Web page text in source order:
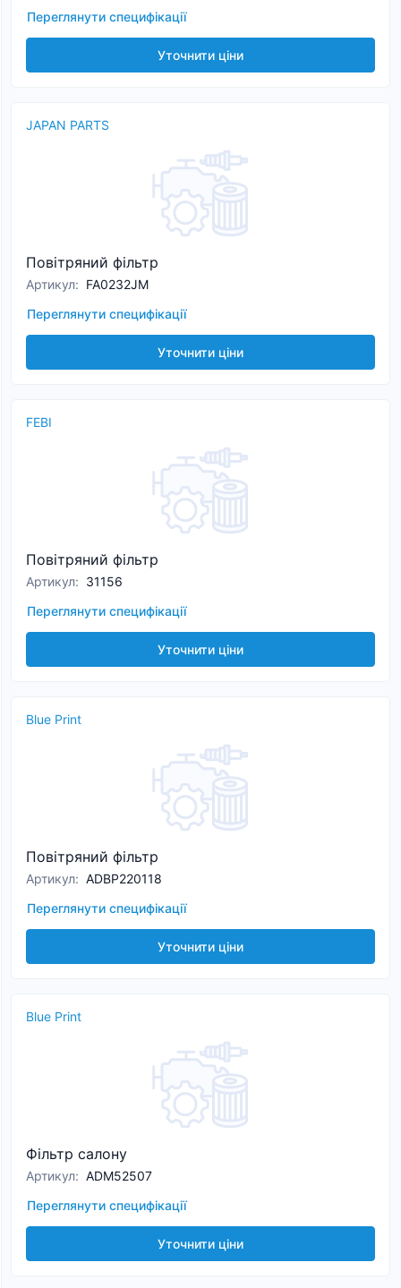
Переглянути специфікації
Уточнити ціни
JAPAN PARTS
Повітряний фільтр
Артикул: FA0232JM
Переглянути специфікації
Уточнити ціни
FEBI
Повітряний фільтр
Артикул: 31156
Переглянути специфікації
Уточнити ціни
Blue Print
Повітряний фільтр
Артикул: ADBP220118
Переглянути специфікації
Уточнити ціни
Blue Print
Фільтр салону
Артикул: ADM52507
Переглянути специфікації
Уточнити ціни